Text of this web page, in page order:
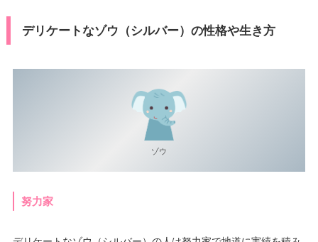
デリケートなゾウ（シルバー）の性格や生き方
ゾウ
努力家